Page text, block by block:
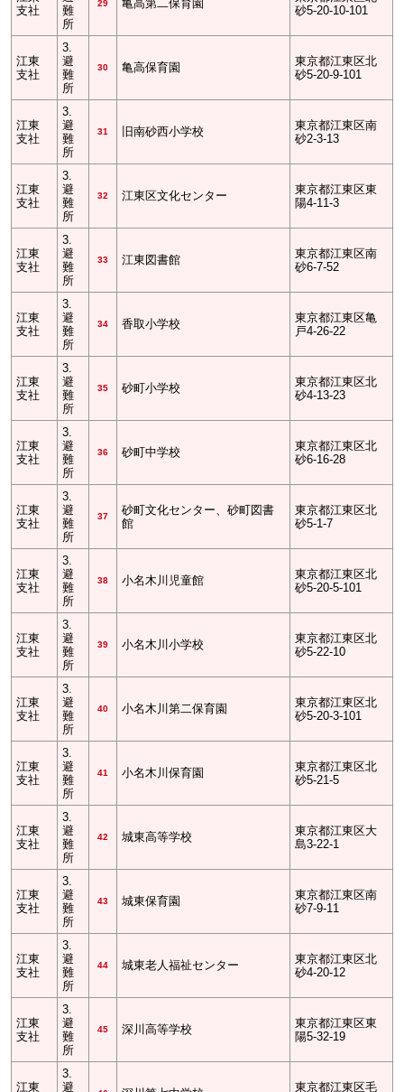
支社
難
所
29 亀高第二保育園
砂5-20-10-101
江東
支社
3.
避
難
所
30 亀高保育園
東京都江東区北
砂5-20-9-101
江東
支社
3.
避
難
所
31 旧南砂西小学校
東京都江東区南
砂2-3-13
江東
支社
3.
避
難
所
32 江東区文化センター
東京都江東区東
陽4-11-3
江東
支社
3.
避
難
所
33 江東図書館
東京都江東区南
砂6-7-52
江東
支社
3.
避
難
所
34 香取小学校
東京都江東区亀
戸4-26-22
江東
支社
3.
避
難
所
35 砂町小学校
東京都江東区北
砂4-13-23
江東
支社
3.
避
難
所
36 砂町中学校
東京都江東区北
砂6-16-28
江東
支社
3.
避
難
所
37
砂町文化センター、砂町図書
館
東京都江東区北
砂5-1-7
江東
支社
3.
避
難
所
38 小名木川児童館
東京都江東区北
砂5-20-5-101
江東
支社
3.
避
難
所
39 小名木川小学校
東京都江東区北
砂5-22-10
江東
支社
3.
避
難
所
40 小名木川第二保育園
東京都江東区北
砂5-20-3-101
江東
支社
3.
避
難
所
41 小名木川保育園
東京都江東区北
砂5-21-5
江東
支社
3.
避
難
所
42 城東高等学校
東京都江東区大
島3-22-1
江東
支社
3.
避
難
所
43 城東保育園
東京都江東区南
砂7-9-11
江東
支社
3.
避
難
所
44 城東老人福祉センター
東京都江東区北
砂4-20-12
江東
支社
3.
避
難
所
45 深川高等学校
東京都江東区東
陽5-32-19
江東
3.
避
東京都江東区毛